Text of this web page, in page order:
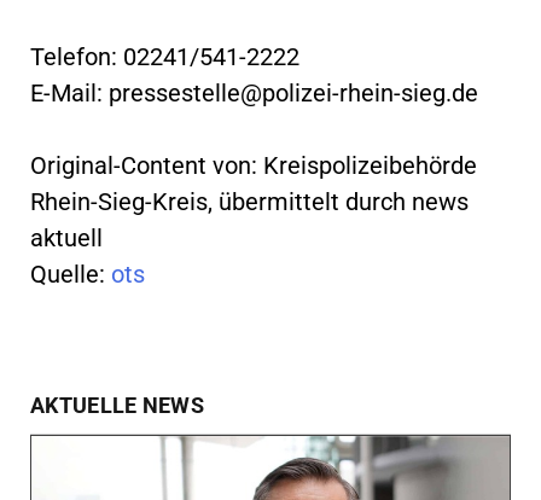
Telefon: 02241/541-2222
E-Mail: pressestelle@polizei-rhein-sieg.de
Original-Content von: Kreispolizeibehörde
Rhein-Sieg-Kreis, übermittelt durch news
aktuell
Quelle: ots
AKTUELLE NEWS